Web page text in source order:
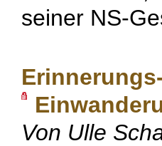
seiner NS-
Von Ulle